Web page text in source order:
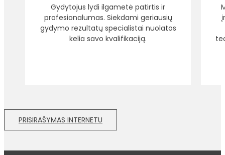
Gydytojus lydi ilgametė patirtis ir
profesionalumas. Siekdami geriausių
gydymo rezultatų specialistai nuolatos
kelia savo kvalifikaciją.
PRISIRAŠYMAS INTERNETU